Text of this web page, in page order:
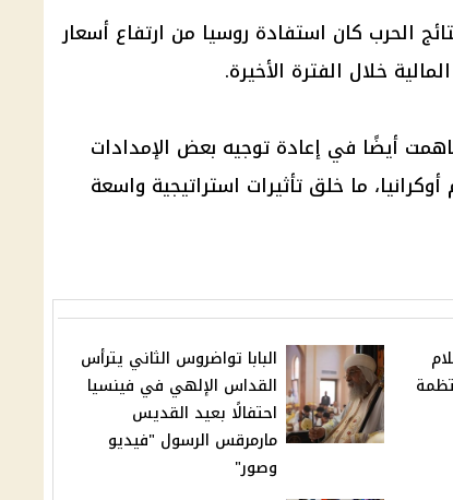
الحرب كان استفادة روسيا من ارتفاع أسعار
خلال الفترة الأخيرة.
أيضًا في إعادة توجيه بعض الإمدادات
ما خلق تأثيرات استراتيجية واسعة
البابا تواضروس الثاني يترأس
القداس الإلهي في فينسيا
احتفالًا بعيد القديس
مارمرقس الرسول "فيديو
وصور"